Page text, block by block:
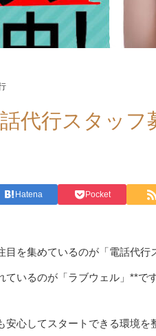
代行スタッフ
Hatena Pocket
目を集めているのが「電話代
いるのが「ラブウェル」**です
安心してスタートできる環境